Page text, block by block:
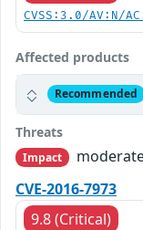
CVSS:3.0/AV:N/
Affected products
Recommended
Threats
Impact
CVE-2016-7973
9.8 (Critical)